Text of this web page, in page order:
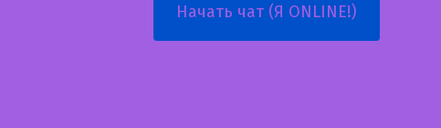
Начать чат (Я ONLINE!)